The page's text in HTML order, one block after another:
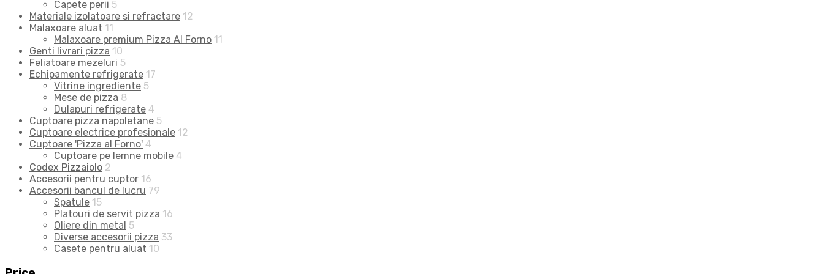
Capete perii 5
Materiale izolatoare si refractare 12
Malaxoare aluat 11
Malaxoare premium Pizza Al Forno 11
Genti livrari pizza 10
Feliatoare mezeluri 5
Echipamente refrigerate 17
Vitrine ingrediente 5
Mese de pizza 8
Dulapuri refrigerate 4
Cuptoare pizza napoletane 5
Cuptoare electrice profesionale 12
Cuptoare 'Pizza al Forno' 4
Cuptoare pe lemne mobile 4
Codex Pizzaiolo 2
Accesorii pentru cuptor 16
Accesorii bancul de lucru 79
Spatule 15
Platouri de servit pizza 16
Oliere din metal 5
Diverse accesorii pizza 33
Casete pentru aluat 10